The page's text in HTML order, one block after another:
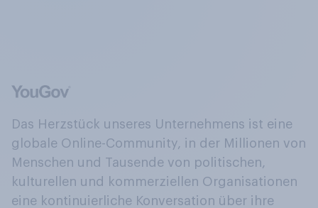
Das Herzstück unseres Unternehmens ist eine
globale Online-Community, in der Millionen von
Menschen und Tausende von politischen,
kulturellen und kommerziellen Organisationen
eine kontinuierliche Konversation über ihre